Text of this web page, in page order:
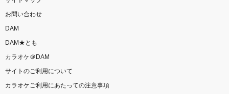
お問い合わせ
DAM
DAM★とも
カラオケ＠DAM
サイトのご利用について
カラオケご利用にあたっての注意事項